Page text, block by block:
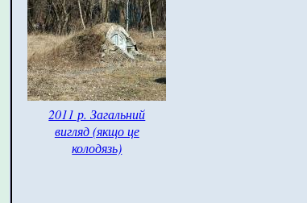
2011 р. Загальний
вигляд (якщо це
колодязь)